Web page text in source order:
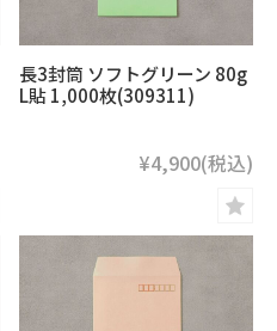
長3封筒 ソフトグリーン 80g
L貼 1,000枚(309311)
¥4,900(税込)